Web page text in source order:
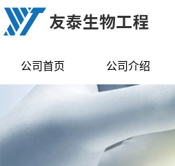
公司首页 公司介绍